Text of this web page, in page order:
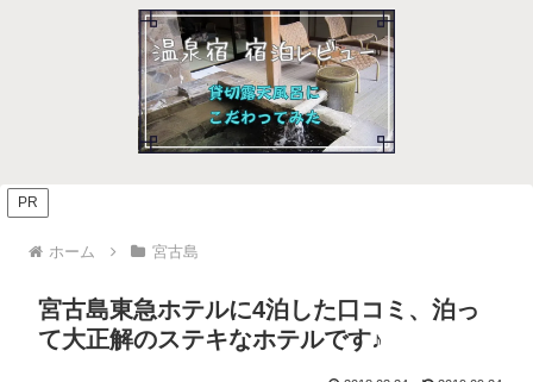
PR
ホーム 宮古島
宮古島東急ホテルに4泊した口コミ、泊っ
て大正解のステキなホテルです♪